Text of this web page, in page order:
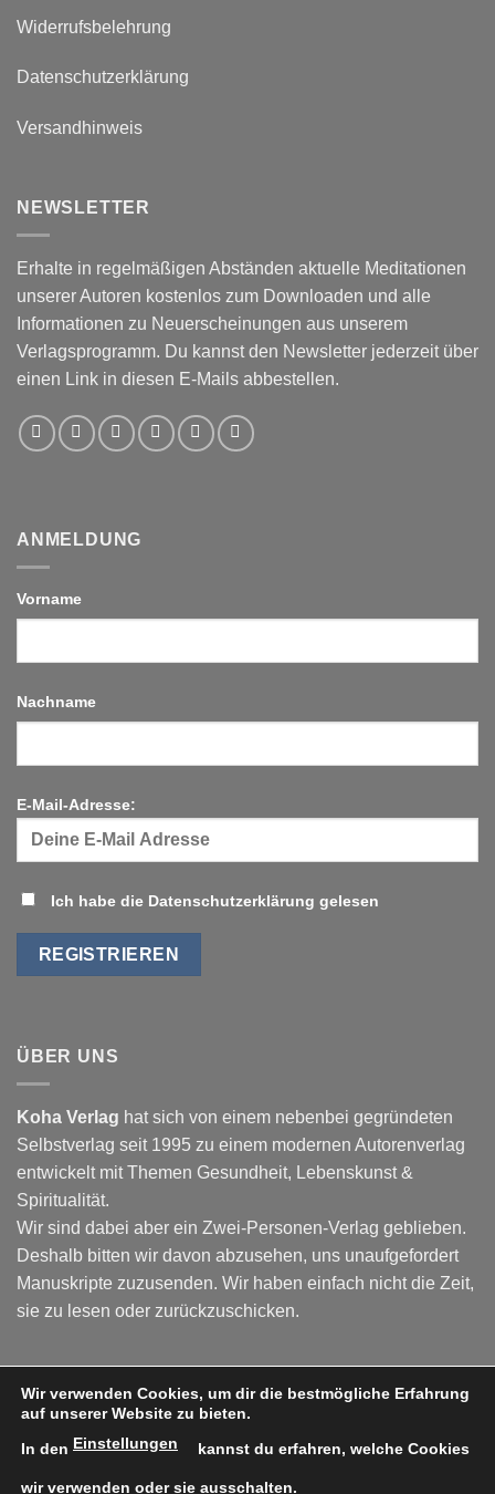
Widerrufsbelehrung
Datenschutzerklärung
Versandhinweis
NEWSLETTER
Erhalte in regelmäßigen Abständen aktuelle Meditationen
unserer Autoren kostenlos zum Downloaden und alle
Informationen zu Neuerscheinungen aus unserem
Verlagsprogramm. Du kannst den Newsletter jederzeit über
einen Link in diesen E-Mails abbestellen.
ANMELDUNG
Vorname
Nachname
E-Mail-Adresse:
Ich habe die Datenschutzerklärung gelesen
ÜBER UNS
Koha Verlag hat sich von einem nebenbei gegründeten
Selbstverlag seit 1995 zu einem modernen Autorenverlag
entwickelt mit Themen Gesundheit, Lebenskunst &
Spiritualität.
Wir sind dabei aber ein Zwei-Personen-Verlag geblieben.
Deshalb bitten wir davon abzusehen, uns unaufgefordert
Manuskripte zuzusenden. Wir haben einfach nicht die Zeit,
sie zu lesen oder zurückzuschicken.
Visa PayPal
Copyright 2026 ©Koha-Verlag
Wir verwenden Cookies, um dir die bestmögliche Erfahrung
auf unserer Website zu bieten.
In den Einstellungen kannst du erfahren, welche Cookies
wir verwenden oder sie ausschalten.